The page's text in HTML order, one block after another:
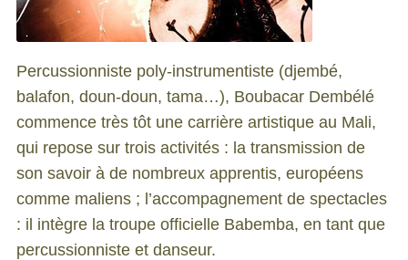
Percussionniste poly-instrumentiste (djembé,
balafon, doun-doun, tama…), Boubacar Dembélé
commence très tôt une carrière artistique au Mali,
qui repose sur trois activités : la transmission de
son savoir à de nombreux apprentis, européens
comme maliens ; l’accompagnement de spectacles
: il intègre la troupe officielle Babemba, en tant que
percussionniste et danseur.